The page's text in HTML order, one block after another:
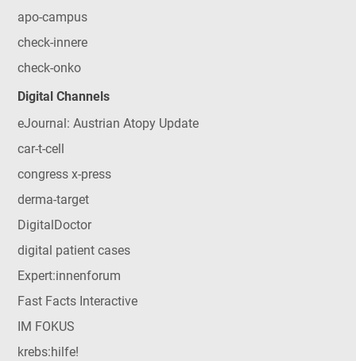
apo-campus
check-innere
check-onko
Digital Channels
eJournal: Austrian Atopy Update
car-t-cell
congress x-press
derma-target
DigitalDoctor
digital patient cases
Expert:innenforum
Fast Facts Interactive
IM FOKUS
krebs:hilfe!